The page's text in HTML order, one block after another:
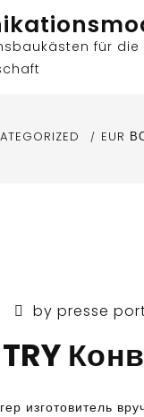
für die
EUR
by presse
TRY
изготовитель